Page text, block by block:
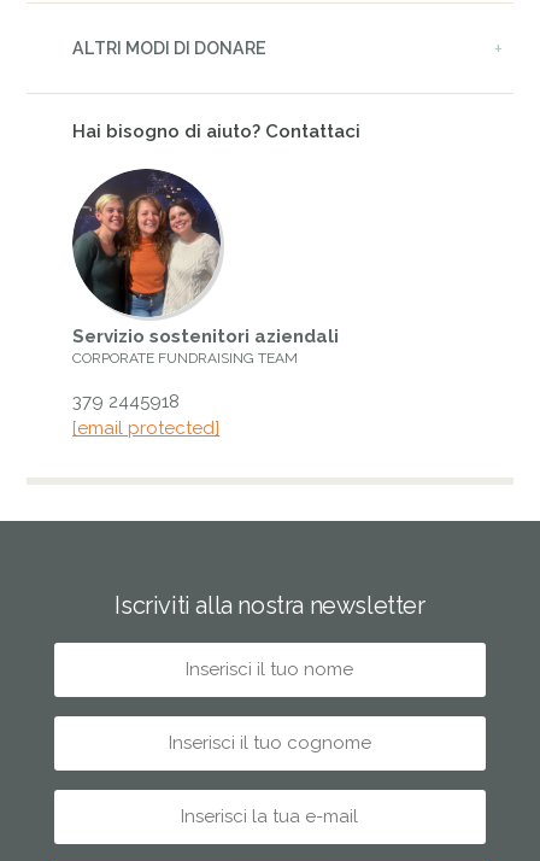
ALTRI MODI DI DONARE
Hai bisogno di aiuto? Contattaci
Servizio sostenitori aziendali
CORPORATE FUNDRAISING TEAM
379 2445918
[email protected]
Iscriviti alla nostra newsletter